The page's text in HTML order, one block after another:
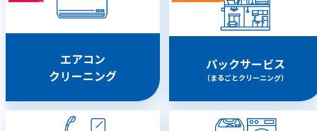
エアコン
クリーニング
パックサービス
（まるごとクリーニング）